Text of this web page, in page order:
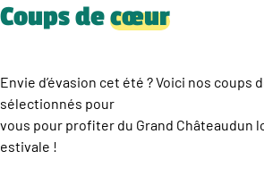
Coups decœur
Envie d’évasion cet été ? Voici nos coups
sélectionnés pour
vous pour profiter du Grand Châteaudun
estivale !